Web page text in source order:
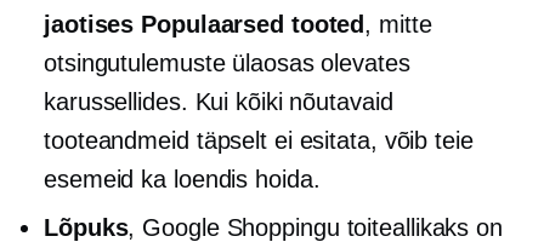
jaotises Populaarsed tooted, mitte
otsingutulemuste ülaosas olevates
karussellides. Kui kõiki nõutavaid
tooteandmeid täpselt ei esitata, võib teie
esemeid ka loendis hoida.
Lõpuks, Google Shoppingu toiteallikaks on